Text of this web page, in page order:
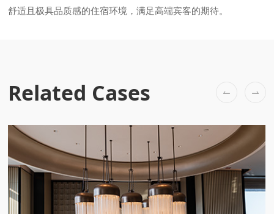
舒适且极具品质感的住宿环境，满足高端宾客的期待。
Related Cases